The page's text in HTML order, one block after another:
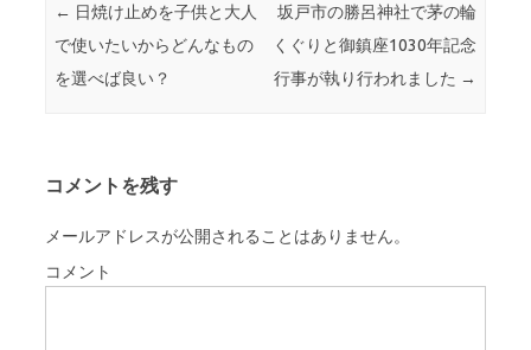
Post navigation
← 日焼け止めを子供と大人
で使いたいからどんなもの
を選べば良い？
坂戸市の勝呂神社で茅の輪
くぐりと御鎮座1030年記念
行事が執り行われました →
コメントを残す
メールアドレスが公開されることはありません。
コメント